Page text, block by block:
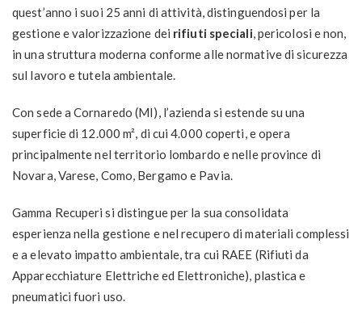
quest’anno i suoi 25 anni di attività, distinguendosi per la
gestione e valorizzazione dei rifiuti speciali, pericolosi e non,
in una struttura moderna conforme alle normative di sicurezza
sul lavoro e tutela ambientale.
Con sede a Cornaredo (MI), l’azienda si estende su una
superficie di 12.000 m², di cui 4.000 coperti, e opera
principalmente nel territorio lombardo e nelle province di
Novara, Varese, Como, Bergamo e Pavia.
Gamma Recuperi si distingue per la sua consolidata
esperienza nella gestione e nel recupero di materiali complessi
e a elevato impatto ambientale, tra cui RAEE (Rifiuti da
Apparecchiature Elettriche ed Elettroniche), plastica e
pneumatici fuori uso.